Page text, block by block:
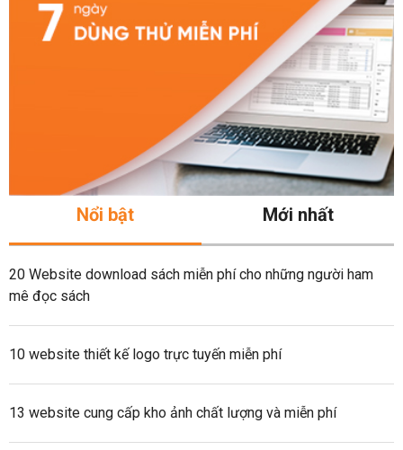
Nổi bật Mới nhất
20 Website download sách miễn phí cho những người ham
mê đọc sách
10 website thiết kế logo trực tuyến miễn phí
13 website cung cấp kho ảnh chất lượng và miễn phí